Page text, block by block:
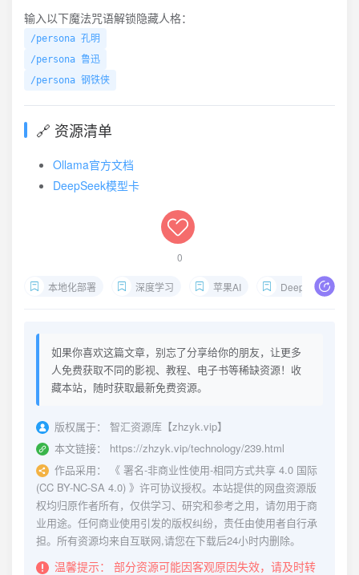
输入以下魔法咒语解锁隐藏人格：
/persona 孔明
/persona 鲁迅
/persona 钢铁侠
🔗 资源清单
Ollama官方文档
DeepSeek模型卡
0
本地化部署 深度学习 苹果AI DeepSeek本地部署
如果你喜欢这篇文章，别忘了分享给你的朋友，让更多
人免费获取不同的影视、教程、电子书等稀缺资源！收
藏本站，随时获取最新免费资源。
版权属于：
智汇资源库【zhzyk.vip】
本文链接：
https://zhzyk.vip/technology/239.html
作品采用：
《 署名-非商业性使用-相同方式共享 4.0 国际
(CC BY-NC-SA 4.0) 》许可协议授权。本站提供的网盘资源版
权均归原作者所有，仅供学习、研究和参考之用，请勿用于商
业用途。任何商业使用引发的版权纠纷，责任由使用者自行承
担。所有资源均来自互联网,请您在下载后24小时内删除。
温馨提示：
部分资源可能因客观原因失效，请及时转